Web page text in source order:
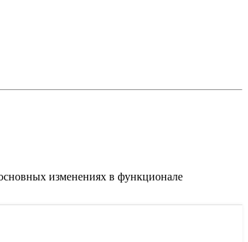
изменениях в функционале